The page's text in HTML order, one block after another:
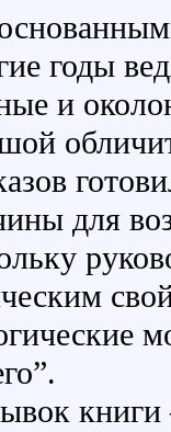
годы
и
для